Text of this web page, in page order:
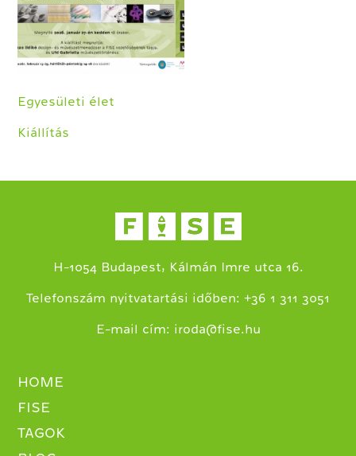
Egyesületi élet
Kiállítás
H-1054 Budapest, Kálmán Imre utca 16.
Telefonszám nyitvatartási időben: +36 1 311 3051
E-mail cím: iroda@fise.hu
HOME
FISE
TAGOK